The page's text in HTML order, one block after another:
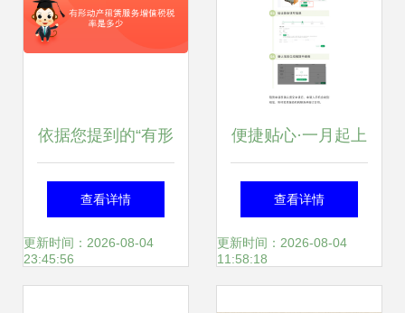
依据您提到的“有形
动产租赁服
务”和“软件开发”，
查看详情
更新时间：2026-08-04
23:45:56
便捷贴心·一月起上
海康复辅具社区租
赁服务在线开启
查看详情
更新时间：2026-08-04
11:58:18